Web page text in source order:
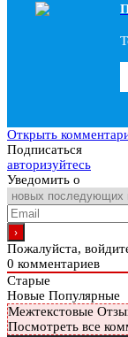
Открыть
Подписаться
авторизуйтесь
Уведомить о
Пожалуйста,
0 комментариев
Старые
Новые Популярные
Межтекстовые
Посмотреть все